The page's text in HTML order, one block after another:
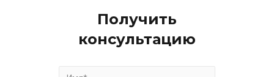
Получить
консультацию